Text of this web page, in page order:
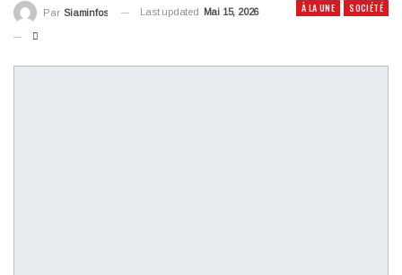
À LA UNE SOCIÉTÉ
Par Siaminfos Last updated Mai 15, 2026